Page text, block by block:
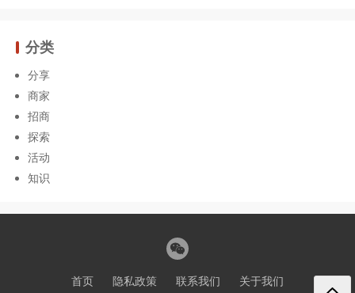
分类
分享
商家
招商
探索
活动
知识
首页 隐私政策 联系我们 关于我们